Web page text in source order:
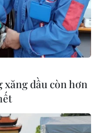
xăng dầu còn hơn